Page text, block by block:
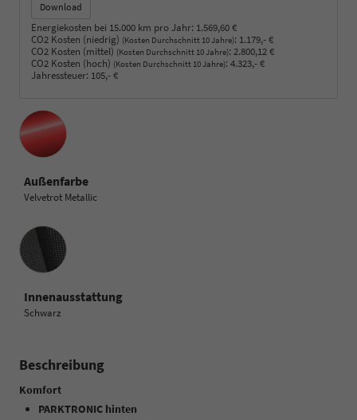
Download
Energiekosten bei 15.000 km pro Jahr: 1.569,60 €
CO2 Kosten (niedrig) (Kosten Durchschnitt 10 Jahre): 1.179,- €
CO2 Kosten (mittel) (Kosten Durchschnitt 10 Jahre): 2.800,12 €
CO2 Kosten (hoch) (Kosten Durchschnitt 10 Jahre): 4.323,- €
Jahressteuer: 105,- €
Außenfarbe
Velvetrot Metallic
Innenausstattung
Innenausstattung
Schwarz
Beschreibung
Komfort
PARKTRONIC hinten